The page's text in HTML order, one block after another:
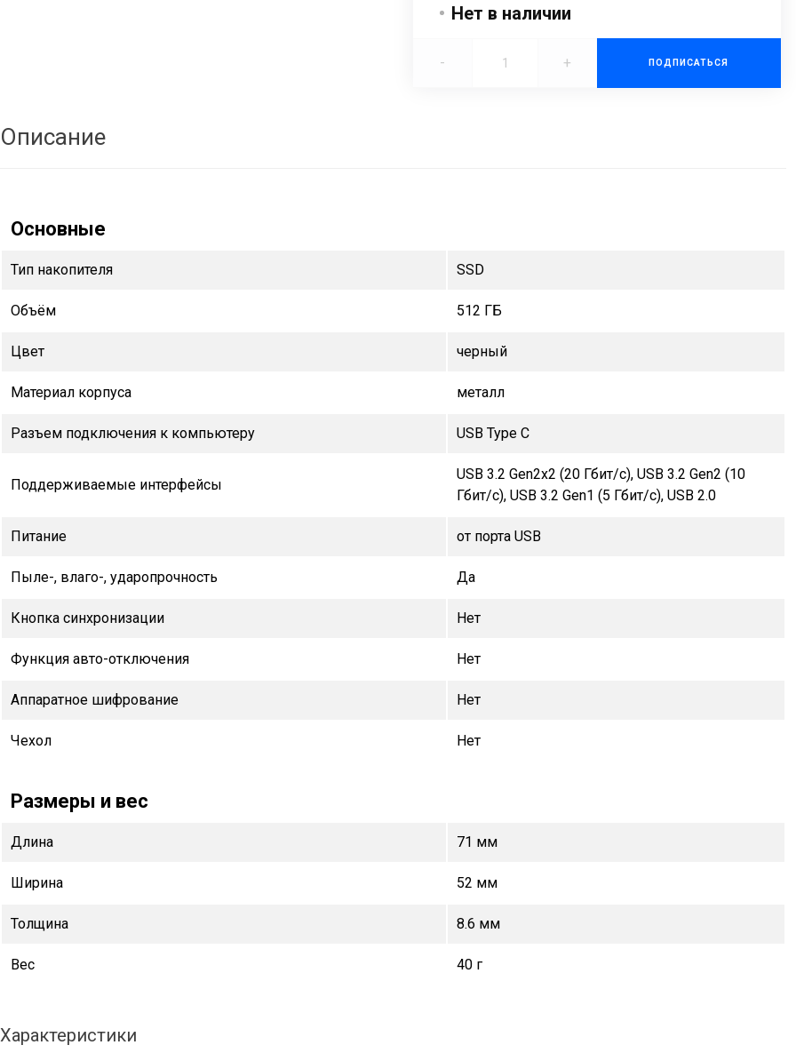
Нет в наличии
- + ПОДПИСАТЬСЯ
Описание
Основные
Тип накопителя SSD
Объём 512 ГБ
Цвет черный
Материал корпуса металл
Разъем подключения к компьютеру USB Type C
Поддерживаемые интерфейсы
USB 3.2 Gen2x2 (20 Гбит/с), USB 3.2 Gen2 (10
Гбит/с), USB 3.2 Gen1 (5 Гбит/с), USB 2.0
Питание от порта USB
Пыле-, влаго-, ударопрочность Да
Кнопка синхронизации Нет
Функция авто-отключения Нет
Аппаратное шифрование Нет
Чехол Нет
Размеры и вес
Длина 71 мм
Ширина 52 мм
Толщина 8.6 мм
Вес 40 г
Характеристики